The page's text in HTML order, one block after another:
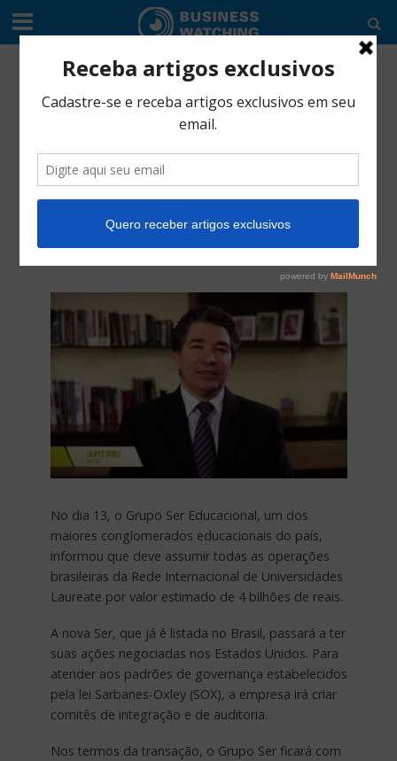
EDITORIAL• SERVIÇO
Ser Educacional
anuncia acordo de
compra da Laureate
Brasil
No dia 13, o Grupo Ser Educacional, um dos
maiores conglomerados educacionais do país,
informou que deve assumir todas as operações
brasileiras da Rede Internacional de Universidades
Laureate por valor estimado de 4 bilhões de reais.
A nova Ser, que já é listada no Brasil, passará a ter
suas ações negociadas nos Estados Unidos. Para
atender aos padrões de governança estabelecidos
pela lei Sarbanes-Oxley (SOX), a empresa irá criar
comitês de integração e de auditoria.
Nos termos da transação, o Grupo Ser ficará com